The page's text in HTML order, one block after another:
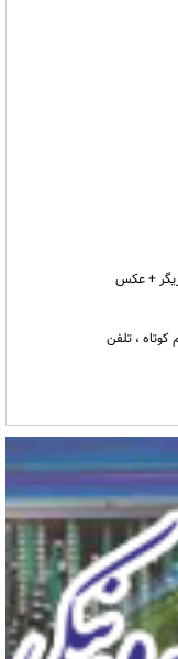
+ عکس
کوتاه ، تلفن